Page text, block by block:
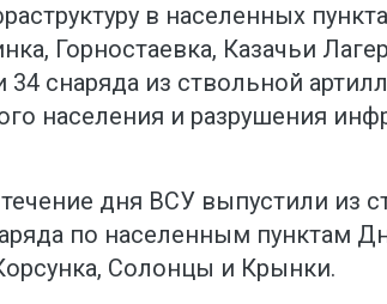
в населенных
Горностаевка, Казачьи
снаряда из ствольной
населения и разрушения
дня ВСУ выпустили из
по населенным пунктам
Солонцы и Крынки.